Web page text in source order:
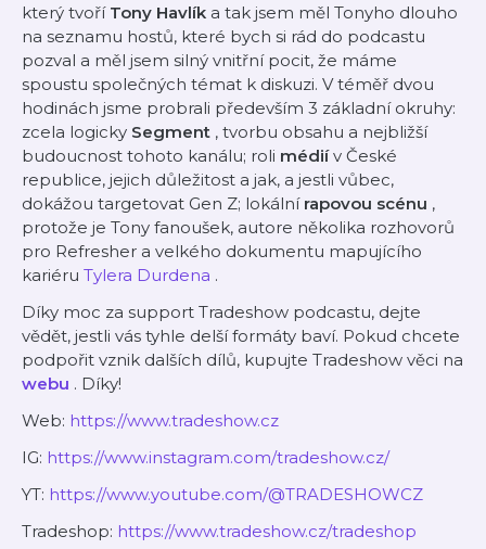
který tvoří Tony Havlík a tak jsem měl Tonyho dlouho
na seznamu hostů, které bych si rád do podcastu
pozval a měl jsem silný vnitřní pocit, že máme
spoustu společných témat k diskuzi. V téměř dvou
hodinách jsme probrali především 3 základní okruhy:
zcela logicky Segment , tvorbu obsahu a nejbližší
budoucnost tohoto kanálu; roli médiív České
republice, jejich důležitost a jak, a jestli vůbec,
dokážou targetovat Gen Z; lokální rapovou scénu ,
protože je Tony fanoušek, autore několika rozhovorů
pro Refresher a velkého dokumentu mapujícího
kariéru Tylera Durdena .
Díky moc za support Tradeshow podcastu, dejte
vědět, jestli vás tyhle delší formáty baví. Pokud chcete
podpořit vznik dalších dílů, kupujte Tradeshow věci na
webu . Díky!
Web: https://www.tradeshow.cz
IG: https://www.instagram.com/tradeshow.cz/
YT: https://www.youtube.com/@TRADESHOWCZ
Tradeshop: https://www.tradeshow.cz/tradeshop